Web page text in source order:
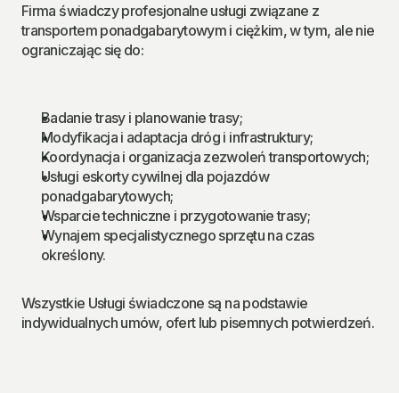
Firma świadczy profesjonalne usługi związane z
transportem ponadgabarytowym i ciężkim, w tym, ale nie
ograniczając się do:
Badanie trasy i planowanie trasy;
Modyfikacja i adaptacja dróg i infrastruktury;
Koordynacja i organizacja zezwoleń transportowych;
Usługi eskorty cywilnej dla pojazdów
ponadgabarytowych;
Wsparcie techniczne i przygotowanie trasy;
Wynajem specjalistycznego sprzętu na czas
określony.
Wszystkie Usługi świadczone są na podstawie
indywidualnych umów, ofert lub pisemnych potwierdzeń.